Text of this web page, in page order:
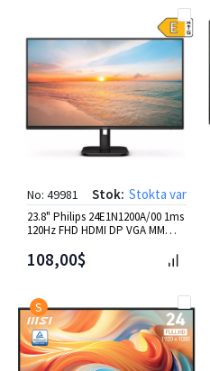
No: 49981 Stok: Stokta var
23.8" Philips 24E1N1200A/00 1ms
120Hz FHD HDMI DP VGA MM
108,00$
S